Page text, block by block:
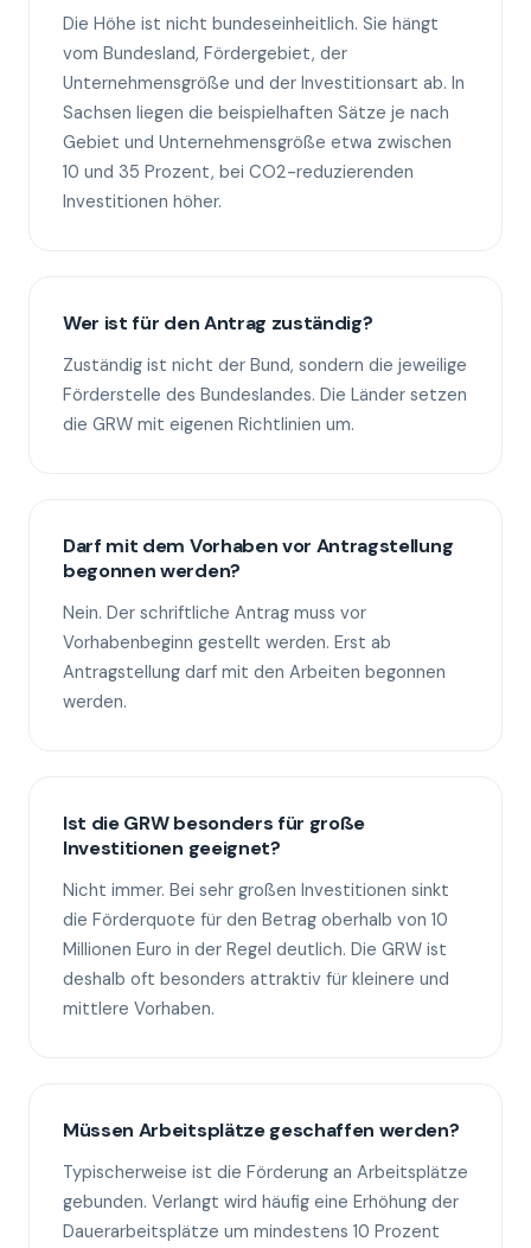
Die Höhe ist nicht bundeseinheitlich. Sie hängt
vom Bundesland, Fördergebiet, der
Unternehmensgröße und der Investitionsart ab. In
Sachsen liegen die beispielhaften Sätze je nach
Gebiet und Unternehmensgröße etwa zwischen
10 und 35 Prozent, bei CO2-reduzierenden
Investitionen höher.
Wer ist für den Antrag zuständig?
Zuständig ist nicht der Bund, sondern die jeweilige
Förderstelle des Bundeslandes. Die Länder setzen
die GRW mit eigenen Richtlinien um.
Darf mit dem Vorhaben vor Antragstellung
begonnen werden?
Nein. Der schriftliche Antrag muss vor
Vorhabenbeginn gestellt werden. Erst ab
Antragstellung darf mit den Arbeiten begonnen
werden.
Ist die GRW besonders für große
Investitionen geeignet?
Nicht immer. Bei sehr großen Investitionen sinkt
die Förderquote für den Betrag oberhalb von 10
Millionen Euro in der Regel deutlich. Die GRW ist
deshalb oft besonders attraktiv für kleinere und
mittlere Vorhaben.
Müssen Arbeitsplätze geschaffen werden?
Typischerweise ist die Förderung an Arbeitsplätze
gebunden. Verlangt wird häufig eine Erhöhung der
Dauerarbeitsplätze um mindestens 10 Prozent